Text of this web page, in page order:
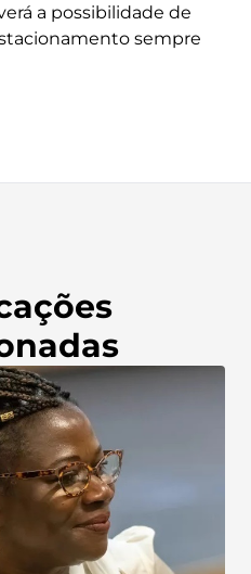
a possibilidade de
sempre